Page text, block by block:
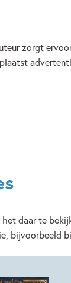
zorgt
daar te
bijvoorbeeld